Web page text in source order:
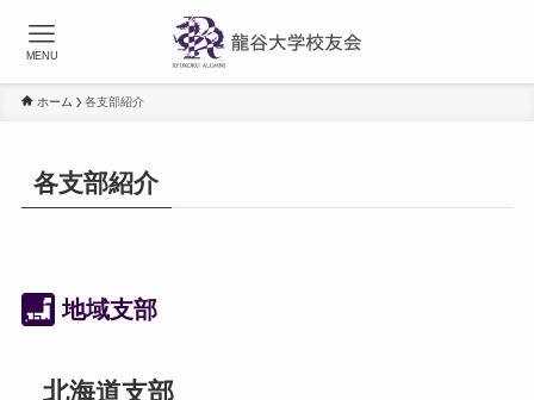
MENU
ホーム 各支部紹介
各支部紹介
地域支部
北海道支部